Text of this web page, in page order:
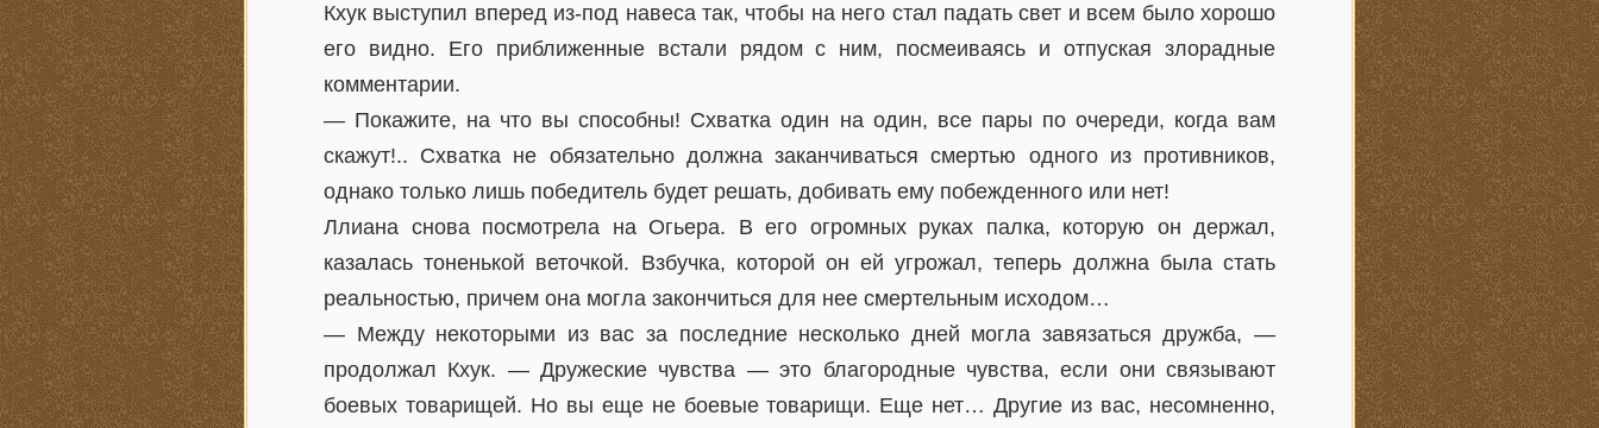
Кхук выступил вперед из-под навеса так, чтобы на него стал падать свет и всем было хорошо
его видно. Его приближенные встали рядом с ним, посмеиваясь и отпуская злорадные
комментарии.
— Покажите, на что вы способны! Схватка один на один, все пары по очереди, когда вам
скажут!.. Схватка не обязательно должна заканчиваться смертью одного из противников,
однако только лишь победитель будет решать, добивать ему побежденного или нет!
Ллиана снова посмотрела на Огьера. В его огромных руках палка, которую он держал,
казалась тоненькой веточкой. Взбучка, которой он ей угрожал, теперь должна была стать
реальностью, причем она могла закончиться для нее смертельным исходом…
— Между некоторыми из вас за последние несколько дней могла завязаться дружба, —
продолжал Кхук. — Дружеские чувства — это благородные чувства, если они связывают
боевых товарищей. Но вы еще не боевые товарищи. Еще нет… Другие из вас, несомненно,